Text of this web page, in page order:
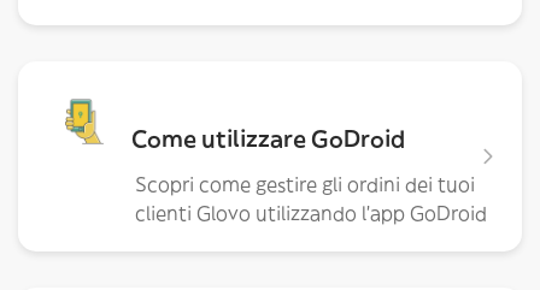
Come utilizzare GoDroid
Scopri come gestire gli ordini dei tuoi
clienti Glovo utilizzando l'app GoDroid